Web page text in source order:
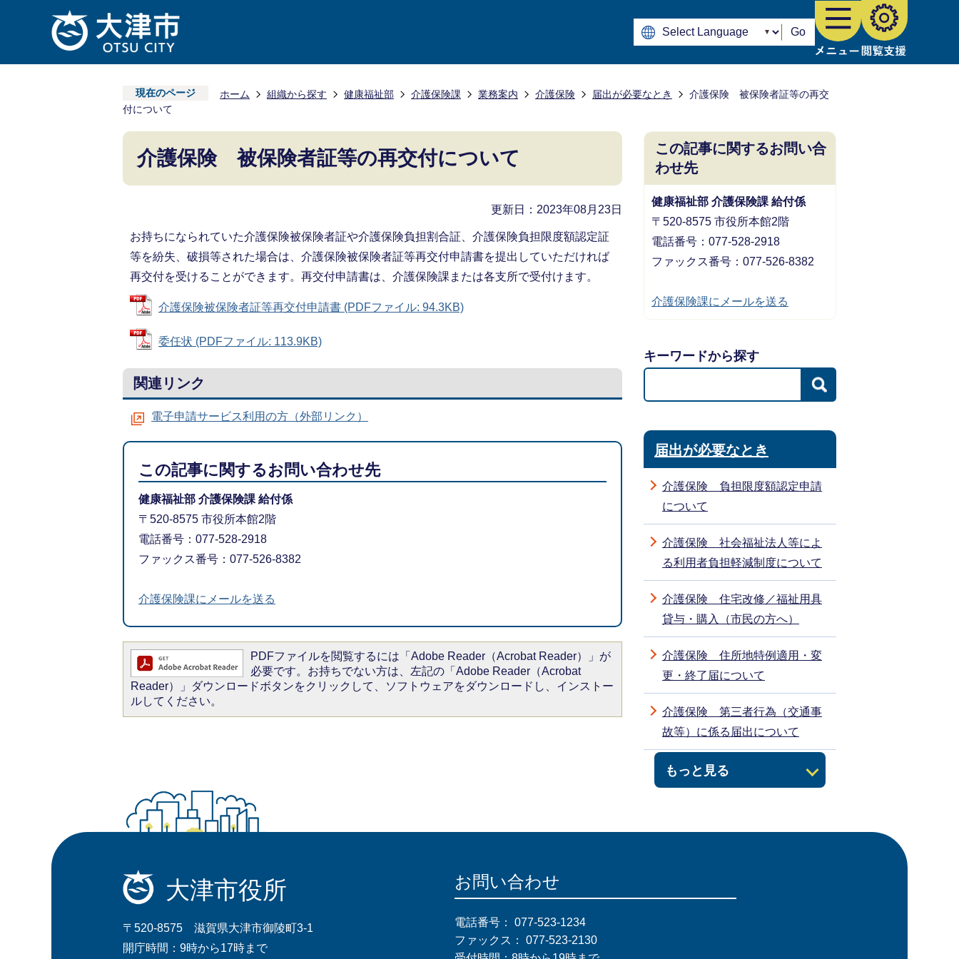
Go
現在のページ ホーム 組織から探す 健康福祉部 介護保険課 業務案内 介護保険 届出が必要なとき
介護保険 被保険者証等の再交
付について
介護保険 被保険者証等の再交付について
更新日：2023年08月23日
お持ちになられていた介護保険被保険者証や介護保険負担割合証、介護保険負担限度額認定証
等を紛失、破損等された場合は、介護保険被保険者証等再交付申請書を提出していただければ
再交付を受けることができます。再交付申請書は、介護保険課または各支所で受付けます。
介護保険被保険者証等再交付申請書 (PDFファイル: 94.3KB)
委任状 (PDFファイル: 113.9KB)
関連リンク
電子申請サービス利用の方（外部リンク）
この記事に関するお問い合わせ先
健康福祉部 介護保険課 給付係
〒520-8575 市役所本館2階
電話番号：077-528-2918
ファックス番号：077-526-8382
介護保険課にメールを送る
PDFファイルを閲覧するには「Adobe Reader（Acrobat Reader）」が
必要です。お持ちでない方は、左記の「Adobe Reader（Acrobat
Reader）」ダウンロードボタンをクリックして、ソフトウェアをダウンロードし、インストー
ルしてください。
この記事に関するお問い合
わせ先
健康福祉部 介護保険課 給付係
〒520-8575 市役所本館2階
電話番号：077-528-2918
ファックス番号：077-526-8382
介護保険課にメールを送る
キーワードから探す
届出が必要なとき
介護保険 負担限度額認定申請
について
介護保険 社会福祉法人等によ
る利用者負担軽減制度について
介護保険 住宅改修／福祉用具
貸与・購入（市民の方へ）
もっと見る
介護保険 住所地特例適用・変
更・終了届について
介護保険 第三者行為（交通事
故等）に係る届出について
大津市役所
〒520-8575 滋賀県大津市御陵町3-1
開庁時間：9時から17時まで
お問い合わせ
電話番号： 077-523-1234
ファックス： 077-523-2130